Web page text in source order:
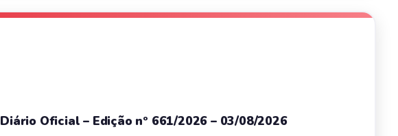
Diário Oficial – Edição nº 661/2026 – 03/08/2026